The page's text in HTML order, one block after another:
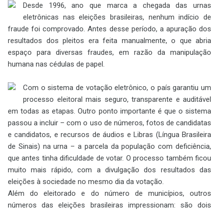
Desde 1996, ano que marca a chegada das urnas
eletrônicas nas eleições brasileiras, nenhum indício de
fraude foi comprovado. Antes desse período, a apuração dos
resultados dos pleitos era feita manualmente, o que abria
espaço para diversas fraudes, em razão da manipulação
humana nas cédulas de papel.
Com o sistema de votação eletrônico, o país garantiu um
processo eleitoral mais seguro, transparente e auditável
em todas as etapas. Outro ponto importante é que o sistema
passou a incluir – com o uso de números, fotos de candidatas
e candidatos, e recursos de áudios e Libras (Língua Brasileira
de Sinais) na urna – a parcela da população com deficiência,
que antes tinha dificuldade de votar. O processo também ficou
muito mais rápido, com a divulgação dos resultados das
eleições à sociedade no mesmo dia da votação.
Além do eleitorado e do número de municípios, outros
números das eleições brasileiras impressionam: são dois